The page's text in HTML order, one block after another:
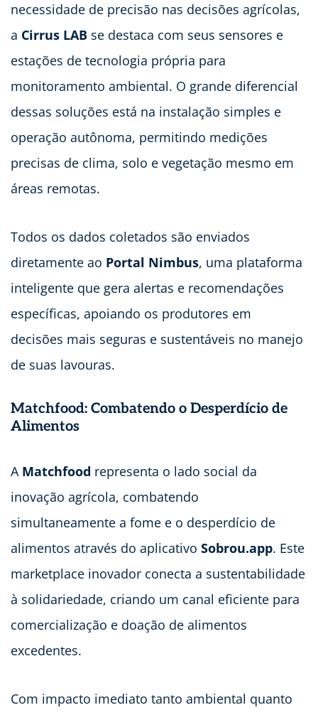
necessidade de precisão nas decisões agrícolas,
a Cirrus LAB se destaca com seus sensores e
estações de tecnologia própria para
monitoramento ambiental. O grande diferencial
dessas soluções está na instalação simples e
operação autônoma, permitindo medições
precisas de clima, solo e vegetação mesmo em
áreas remotas.
Todos os dados coletados são enviados
diretamente ao Portal Nimbus, uma plataforma
inteligente que gera alertas e recomendações
específicas, apoiando os produtores em
decisões mais seguras e sustentáveis no manejo
de suas lavouras.
Matchfood: Combatendo o Desperdício de
Alimentos
A Matchfood representa o lado social da
inovação agrícola, combatendo
simultaneamente a fome e o desperdício de
alimentos através do aplicativo Sobrou.app. Este
marketplace inovador conecta a sustentabilidade
à solidariedade, criando um canal eficiente para
comercialização e doação de alimentos
excedentes.
Com impacto imediato tanto ambiental quanto